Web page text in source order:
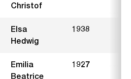
Christof
Elsa
Hedwig
1938
Emilia
Beatrice
1927